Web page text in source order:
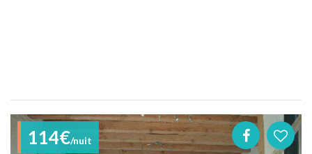
114€/nuit